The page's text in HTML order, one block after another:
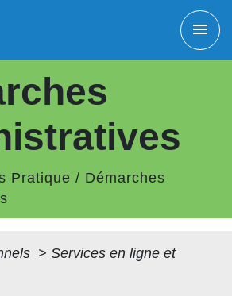
menu
Pratique / Démarches
> Services en ligne et